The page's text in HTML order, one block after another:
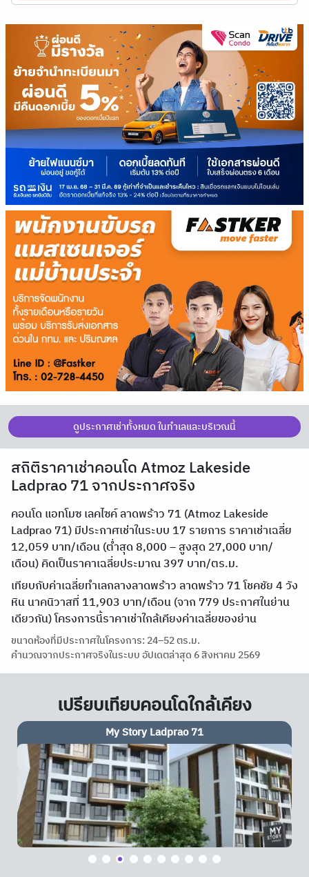
ดูประกาศเช่าทั้งหมด ในทำเลและบริเวณนี้
สถิติราคาเช่าคอนโด Atmoz Lakeside
Ladprao 71 จากประกาศจริง
คอนโด แอทโมซ เลคไซค์ ลาดพร้าว 71 (Atmoz Lakeside
Ladprao 71) มีประกาศเช่าในระบบ 17 รายการ ราคาเช่าเฉลี่ย
12,059 บาท/เดือน (ต่ำสุด 8,000 – สูงสุด 27,000 บาท/
เดือน) คิดเป็นราคาเฉลี่ยประมาณ 397 บาท/ตร.ม.
เทียบกับค่าเฉลี่ยทำเลกลางลาดพร้าว ลาดพร้าว 71 โชคชัย 4 วัง
หิน นาคนิวาสที่ 11,903 บาท/เดือน (จาก 779 ประกาศในย่าน
เดียวกัน) โครงการนี้ราคาเช่าใกล้เคียงค่าเฉลี่ยของย่าน
ขนาดห้องที่มีประกาศในโครงการ: 24–52 ตร.ม.
คำนวณจากประกาศจริงในระบบ อัปเดตล่าสุด 6 สิงหาคม 2569
เปรียบเทียบคอนโดใกล้เคียง
My Story Ladprao 71